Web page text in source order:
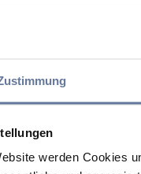
werden Cookies